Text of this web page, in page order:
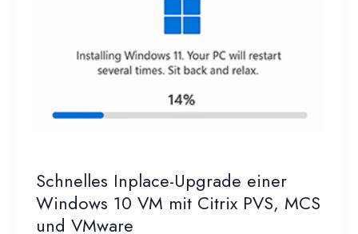
Schnelles Inplace-Upgrade einer
Windows 10 VM mit Citrix PVS, MCS
und VMware